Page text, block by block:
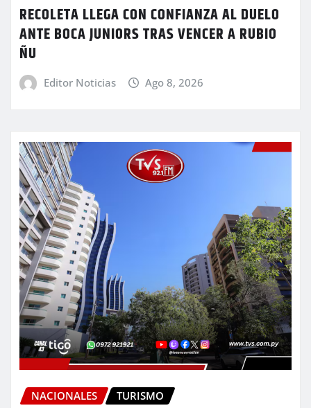
RECOLETA LLEGA CON CONFIANZA AL DUELO
ANTE BOCA JUNIORS TRAS VENCER A RUBIO
ÑU
Editor Noticias Ago 8, 2026
NACIONALES TURISMO